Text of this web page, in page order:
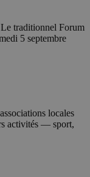
Le traditionnel Forum
5 septembre
locales
activités — sport,